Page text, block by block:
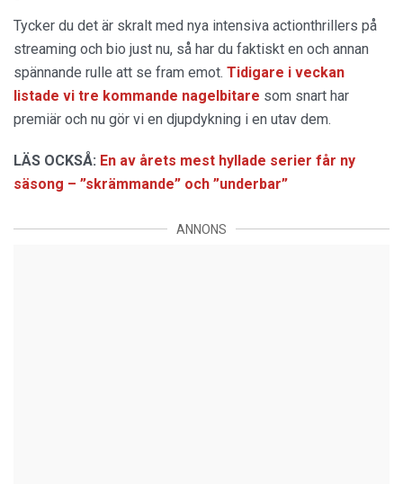
Tycker du det är skralt med nya intensiva actionthrillers på
streaming och bio just nu, så har du faktiskt en och annan
spännande rulle att se fram emot. Tidigare i veckan
listade vi tre kommande nagelbitare som snart har
premiär och nu gör vi en djupdykning i en utav dem.
LÄS OCKSÅ: En av årets mest hyllade serier får ny
säsong – ”skrämmande” och ”underbar”
ANNONS